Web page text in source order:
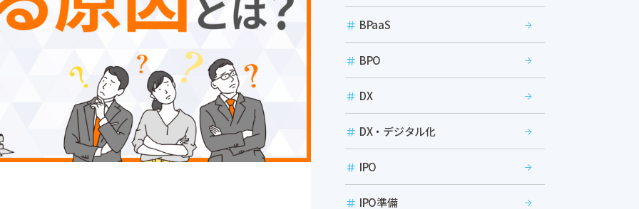
BPaaS
BPO
DX
DX・デジタル化
IPO
IPO準備